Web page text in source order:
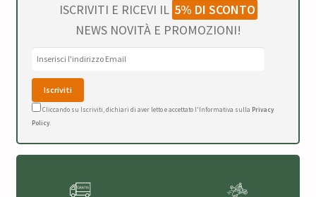
ISCRIVITI E RICEVI IL 5% DI SCONTO
NEWS NOVITÀ E PROMOZIONI!
Cliccando su Iscriviti, dichiari di aver letto e accettato l'Informativa sulla Privacy
Policy.